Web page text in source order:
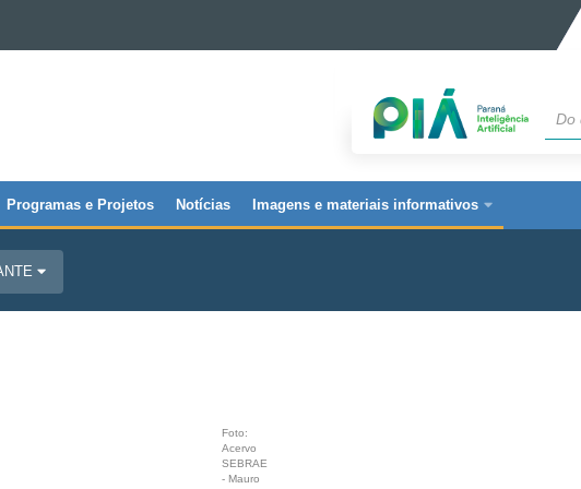
Programas e Projetos Notícias Imagens e materiais informativos
Foto:
Acervo
SEBRAE
- Mauro